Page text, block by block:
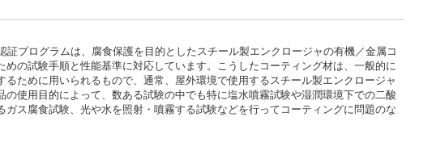
証プログラムは、腐⾷保護を⽬的としたスチール製エンクロージャの有機／⾦属コ
めの試験⼿順と性能基準に対応しています。こうしたコーティング材は、⼀般的に
るために⽤いられるもので、通常、屋外環境で使⽤するスチール製エンクロージャ
の使⽤⽬的によって、数ある試験の中でも特に塩⽔噴霧試験や湿潤環境下での⼆酸
ガス腐⾷試験、光や⽔を照射・噴霧する試験などを⾏ってコーティングに問題のな